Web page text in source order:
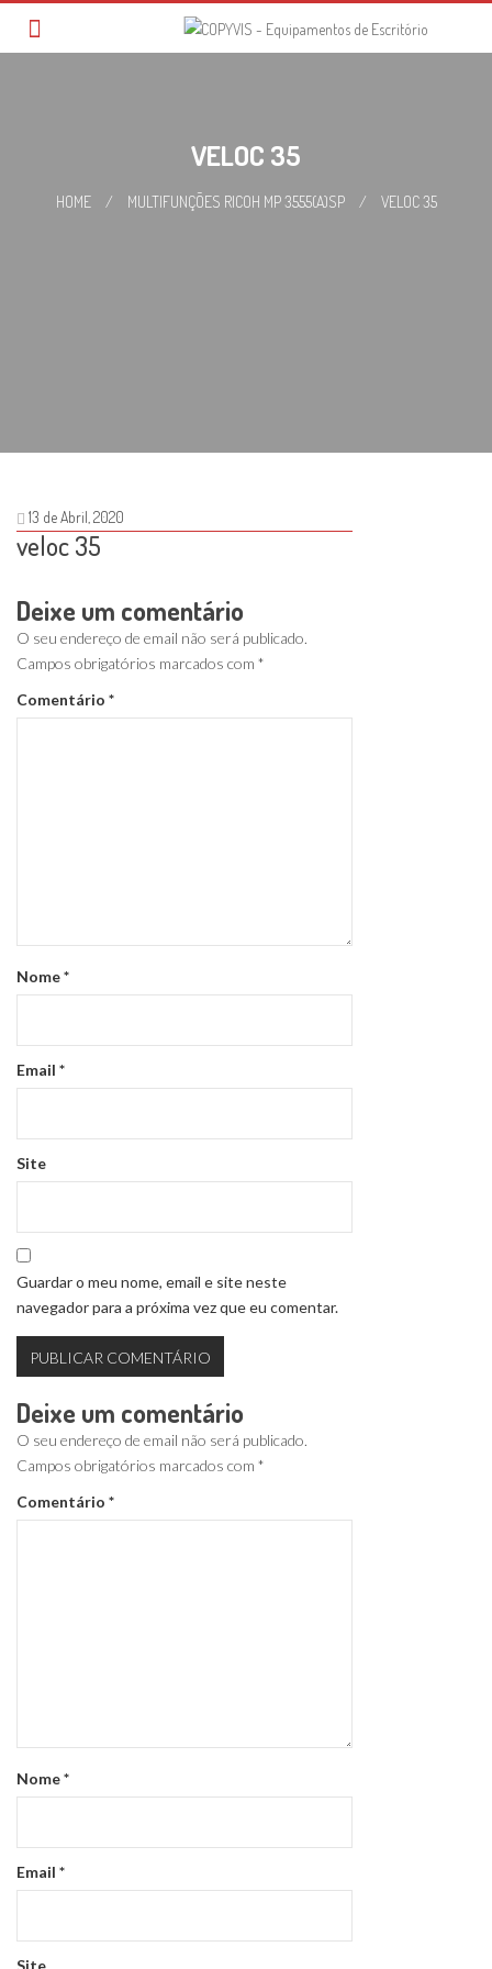
VELOC 35
HOME / MULTIFUNÇÕES RICOH MP 3555(A)SP / VELOC 35
13 de Abril, 2020
veloc 35
Deixe um comentário
O seu endereço de email não será publicado.
Campos obrigatórios marcados com *
Comentário *
Nome*
Email *
Site
Guardar o meu nome, email e site neste
navegador para a próxima vez que eu comentar.
Deixe um comentário
O seu endereço de email não será publicado.
Campos obrigatórios marcados com *
Comentário *
Nome*
Email *
Site